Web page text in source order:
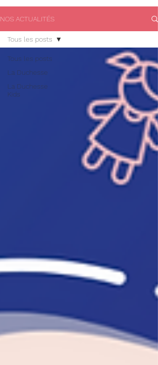
NOS ACTUALITÉS
Tous les posts
La Duchesse
La Duchesse
Kids
Tous les posts